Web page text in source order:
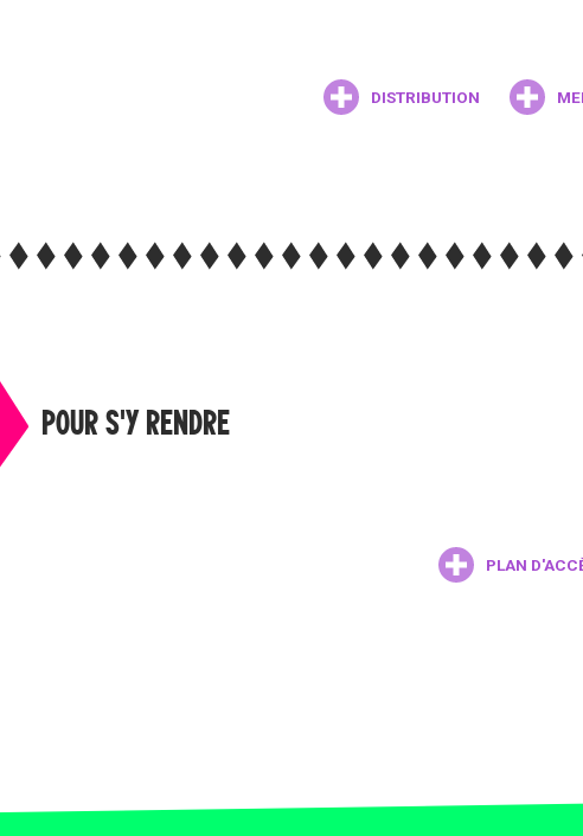
DISTRIBUTION
POUR S'Y RENDRE
PLAN